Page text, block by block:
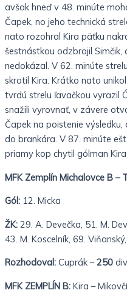
avšak hneď v 48. minúte
Čapek, no jeho technická
nato rozohral Kira päťku
šestnástkou odzbrojil
nedokázal. V 62. minúte
skrotil Kira. Krátko nato
tvrdú strelu ľavačkou vyrazil
snažili vyrovnať, v závere
Čapek na poistenie
do brankára. V 87. minúte
priamy kop chytil gólman Kira.
MFK Zemplín Michalovce B –
Gól: 12. Micka
ŽK: 29. A. Devečka, 51. M.
43. M. Koscelník, 69.
Rozhodoval: Cuprák –250
MFK ZEMPLÍN B: Kira –